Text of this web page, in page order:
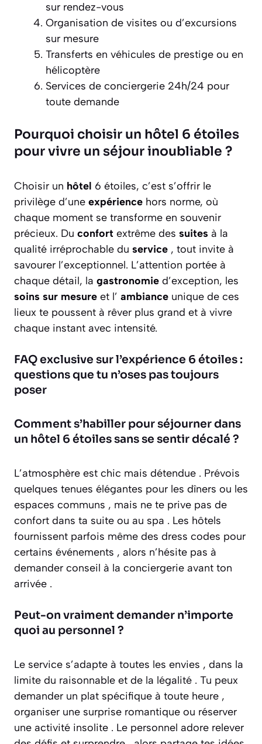
sur rendez-vous
Organisation de visites ou d’excursions
sur mesure
Transferts en véhicules de prestige ou en
hélicoptère
Services de conciergerie 24h/24 pour
toute demande
Pourquoi choisir un hôtel 6 étoiles
pour vivre un séjour inoubliable ?
Choisir un hôtel 6 étoiles, c’est s’offrir le
privilège d’une expérience hors norme, où
chaque moment se transforme en souvenir
précieux. Du confort extrême des suites à la
qualité irréprochable du service , tout invite à
savourer l’exceptionnel. L’attention portée à
chaque détail, la gastronomie d’exception, les
soins sur mesure et l’ ambiance unique de ces
lieux te poussent à rêver plus grand et à vivre
chaque instant avec intensité.
FAQ exclusive sur l’expérience 6 étoiles :
questions que tu n’oses pas toujours
poser
Comment s’habiller pour séjourner dans
un hôtel 6 étoiles sans se sentir décalé ?
L’atmosphère est chic mais détendue . Prévois
quelques tenues élégantes pour les dîners ou les
espaces communs , mais ne te prive pas de
confort dans ta suite ou au spa . Les hôtels
fournissent parfois même des dress codes pour
certains événements , alors n’hésite pas à
demander conseil à la conciergerie avant ton
arrivée .
Peut-on vraiment demander n’importe
quoi au personnel ?
Le service s’adapte à toutes les envies , dans la
limite du raisonnable et de la légalité . Tu peux
demander un plat spécifique à toute heure ,
organiser une surprise romantique ou réserver
une activité insolite . Le personnel adore relever